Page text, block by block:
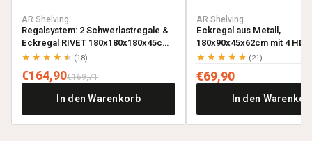
AR Shelving
Regalsystem: 2 Schwerlastregale &
Eckregal RIVET 180x180x180x45cm
mit 4 HDF-Böden, anthrazitgrau
★★★★★ (18)
€164,90€169,71
In den Warenkorb
AR Shelving
Eckregal aus Metall,
180x90x45x62cm mit 4
anthrazitgrau
★★★★★ (21)
€69,90
In den